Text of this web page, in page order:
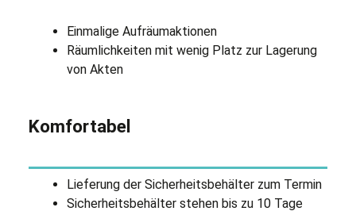
Einmalige Aufräumaktionen
Räumlichkeiten mit wenig Platz zur Lagerung
von Akten
Komfortabel
Lieferung der Sicherheitsbehälter zum Termin
Sicherheitsbehälter stehen bis zu 10 Tage